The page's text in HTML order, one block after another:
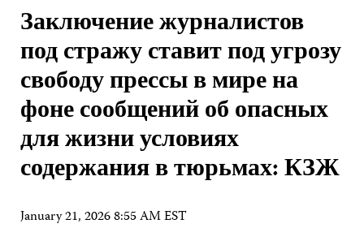
Заключение журналистов
под стражу ставит под угрозу
свободу прессы в мире на
фоне сообщений об опасных
для жизни условиях
содержания в тюрьмах: КЗЖ
January 21, 2026 8:55 AM EST